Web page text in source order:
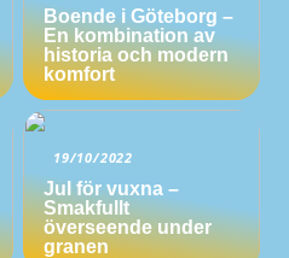
Boende i Göteborg –
En kombination av
historia och modern
komfort
19/10/2022
Jul för vuxna –
Smakfullt
överseende under
granen